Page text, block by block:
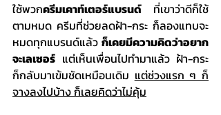
ใช้พวกครีมเคาท์เตอร์แบรนด์ ที่เขาว่าดีก็ใช้
ตามหมด ครีมที่ช่วยลดฝ้า-กระ ก็ลองแทบจะ
หมดทุกแบรนด์แล้ว ก็เคยมีความคิดว่าอยาก
จะเลเซอร์ แต่เห็นเพื่อนไปทำมาแล้ว ฝ้า-กระ
ก็กลับมาเข้มชัดเหมือนเดิม แต่ช่วงแรก ๆ ก็
จางลงไปบ้าง ก็เลยคิดว่าไม่คุ้ม